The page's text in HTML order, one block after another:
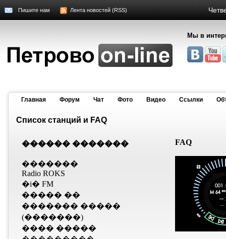
Пишите нам Лента новостей (RSS)
Мы в
Главная Форум Чат Фото Видео Cсылки
Список станций и FAQ